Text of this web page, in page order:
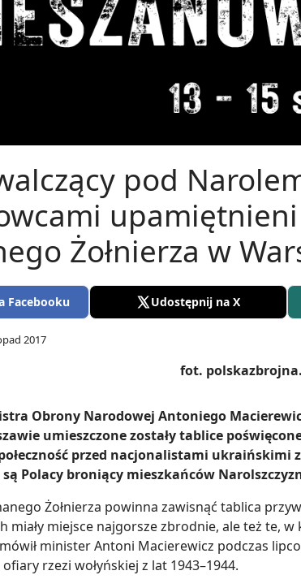
pod
Żołnierza w
Facebooku Udostępnij na X
2017
Obrony Narodowej Antoniego
umieszczone zostały tablice
przed nacjonalistami ukraińskimi z
Polacy broniący mieszkańców
Żołnierza powinna zawisnąć tablica
miały miejsce najgorsze zbrodnie, ale też te,
minister Antoni Macierewicz podczas
rzezi wołyńskiej z lat 1943–1944.